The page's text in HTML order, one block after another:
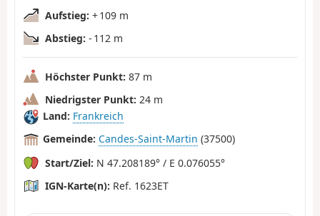
Aufstieg: + 109 m
Abstieg: - 112 m
Höchster Punkt: 87 m
Niedrigster Punkt: 24 m
Land: Frankreich
Gemeinde: Candes-Saint-Martin (37500)
Start/Ziel: N 47.208189° / E 0.076055°
IGN-Karte(n): Ref. 1623ET